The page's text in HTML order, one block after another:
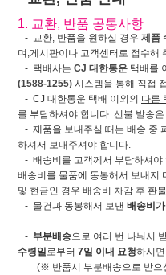
1. 교환, 반품 공통사항
- 교환, 반품을 원하실 경우 제품
며,게시판이나 고객센터로 접수해
- 택배사는 CJ 대한통운 택배를
(1588-1255) 시스템을 통해 직접
- CJ 대한통운 택배 이외의 다른
를 부담하셔야 합니다. 선불 발송은
- 제품을 보내주실 때는 배송 중
하셔서 보내주셔야 합니다.
- 배송비를 고객께서 부담하셔야
배송비를 물품에 동봉해서 보내지
및 현금인 경우 배송비 차감 후 환
- 물건과 동봉해서 보낸 배송비
- 부분배송으로 여러 번 나눠서
수령일 로부터 7일 이내 요청하시면
(※ 반품시 부분배송으로 받으